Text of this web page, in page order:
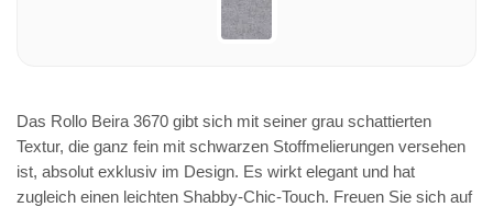
Das Rollo Beira 3670 gibt sich mit seiner grau schattierten
Textur, die ganz fein mit schwarzen Stoffmelierungen versehen
ist, absolut exklusiv im Design. Es wirkt elegant und hat
zugleich einen leichten Shabby-Chic-Touch. Freuen Sie sich auf